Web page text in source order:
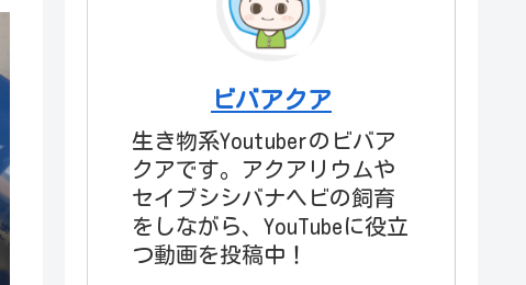
ビバアクア
生き物系Youtuberのビバア
クアです。アクアリウムや
セイブシシバナヘビの飼育
をしながら、YouTubeに役立
つ動画を投稿中！